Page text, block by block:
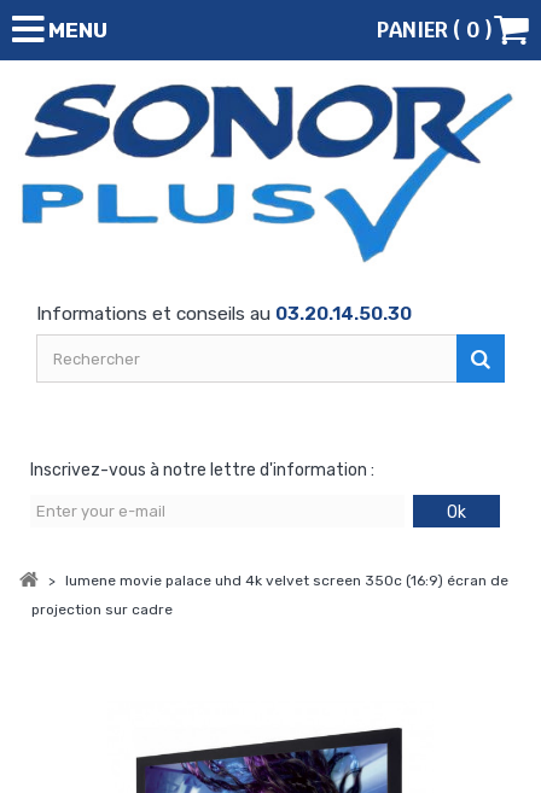
MENU PANIER ( 0 )
Informations et conseils au 03.20.14.50.30
Inscrivez-vous à notre lettre d'information :
Ok
> lumene movie palace uhd 4k velvet screen 350c (16:9) écran de
projection sur cadre